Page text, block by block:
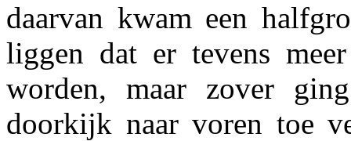
daarvan kwam een
liggen dat er tevens meer
worden, maar zover
doorkijk naar voren toe